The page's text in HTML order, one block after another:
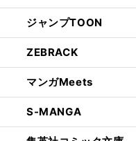
ジャンプTOON
ZEBRACK
マンガMeets
S-MANGA